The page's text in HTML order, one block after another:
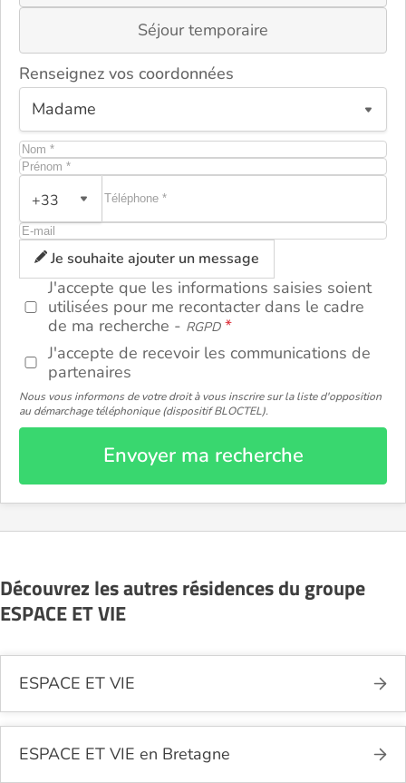
Séjour temporaire
Renseignez vos coordonnées
+33
Je souhaite ajouter un message
J'accepte que les informations saisies soient
utilisées pour me recontacter dans le cadre
de ma recherche - RGPD
J'accepte de recevoir les communications de
partenaires
Nous vous informons de votre droit à vous inscrire sur la liste d'opposition
au démarchage téléphonique (dispositif BLOCTEL).
Envoyer ma recherche
ou
Découvrez les autres résidences du groupe
ESPACE ET VIE
ESPACE ET VIE
ESPACE ET VIE en Bretagne